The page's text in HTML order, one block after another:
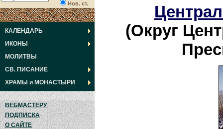
Нов. ст.
КАЛЕНДАРЬ
ИКОНЫ
МОЛИТВЫ
СВ. ПИСАНИЕ
ХРАМЫ и МОНАСТЫРИ
ВЕБМАСТЕРУ
ПОДПИСКА
О САЙТЕ
(Округ